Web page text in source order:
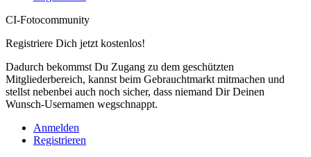
CI-Fotocommunity
Registriere Dich jetzt kostenlos!
Dadurch bekommst Du Zugang zu dem geschützten
Mitgliederbereich, kannst beim Gebrauchtmarkt mitmachen und
stellst nebenbei auch noch sicher, dass niemand Dir Deinen
Wunsch-Usernamen wegschnappt.
Anmelden
Registrieren